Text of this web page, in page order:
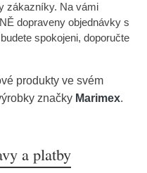
zákazníky. Na vámi
dopraveny objednávky s
spokojeni, doporučte
produkty ve svém
značky Marimex.
a platby